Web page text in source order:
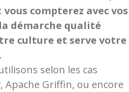
vous compterez avec vos
démarche qualité
culture et serve votre
.
selon les cas
Apache Griffin, ou encore